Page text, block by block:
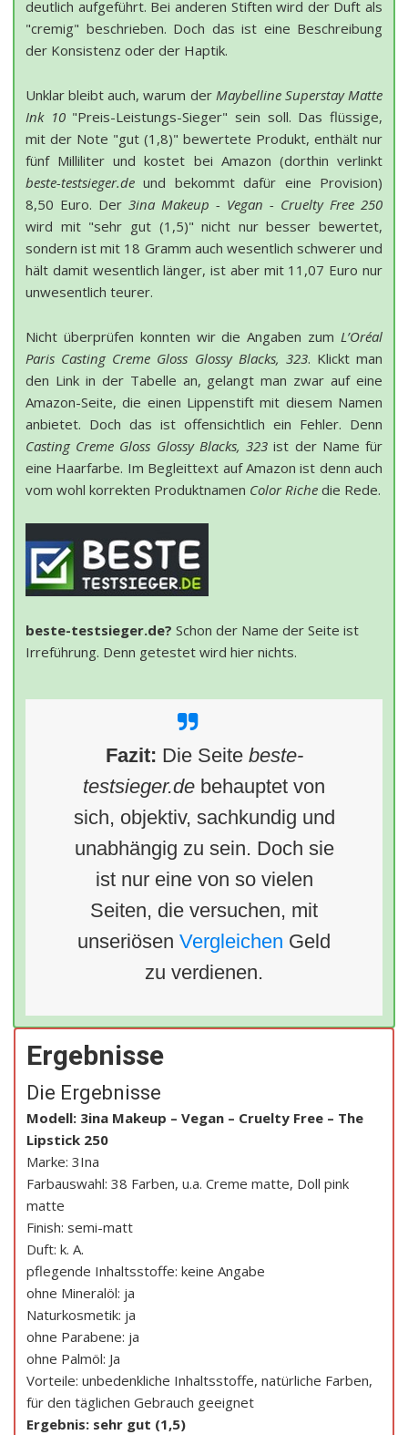
deutlich aufgeführt. Bei anderen Stiften wird der Duft als
"cremig" beschrieben. Doch das ist eine Beschreibung
der Konsistenz oder der Haptik.
Unklar bleibt auch, warum der Maybelline Superstay Matte
Ink 10"Preis-Leistungs-Sieger" sein soll. Das flüssige,
mit der Note "gut (1,8)" bewertete Produkt, enthält nur
fünf Milliliter und kostet bei Amazon (dorthin verlinkt
beste-testsieger.de und bekommt dafür eine Provision)
8,50 Euro. Der 3ina Makeup - Vegan - Cruelty Free 250
wird mit "sehr gut (1,5)" nicht nur besser bewertet,
sondern ist mit 18 Gramm auch wesentlich schwerer und
hält damit wesentlich länger, ist aber mit 11,07 Euro nur
unwesentlich teurer.
Nicht überprüfen konnten wir die Angaben zum L’Oréal
Paris Casting Creme Gloss Glossy Blacks, 323. Klickt man
den Link in der Tabelle an, gelangt man zwar auf eine
Amazon-Seite, die einen Lippenstift mit diesem Namen
anbietet. Doch das ist offensichtlich ein Fehler. Denn
Casting Creme Gloss Glossy Blacks, 323 ist der Name für
eine Haarfarbe. Im Begleittext auf Amazon ist denn auch
vom wohl korrekten Produktnamen Color Riche die Rede.
beste-testsieger.de? Schon der Name der Seite ist
Irreführung. Denn getestet wird hier nichts.
Fazit: Die Seite beste-
testsieger.de behauptet von
sich, objektiv, sachkundig und
unabhängig zu sein. Doch sie
ist nur eine von so vielen
Seiten, die versuchen, mit
unseriösen Vergleichen Geld
zu verdienen.
Ergebnisse
Die Ergebnisse
Modell: 3ina Makeup – Vegan – Cruelty Free – The
Lipstick 250
Marke: 3Ina
Farbauswahl: 38 Farben, u.a. Creme matte, Doll pink
matte
Finish: semi-matt
Duft: k. A.
pflegende Inhaltsstoffe: keine Angabe
ohne Mineralöl: ja
Naturkosmetik: ja
ohne Parabene: ja
ohne Palmöl: Ja
Vorteile: unbedenkliche Inhaltsstoffe, natürliche Farben,
für den täglichen Gebrauch geeignet
Ergebnis: sehr gut (1,5)